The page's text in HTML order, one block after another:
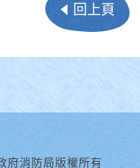
回上頁
消防局版權所有